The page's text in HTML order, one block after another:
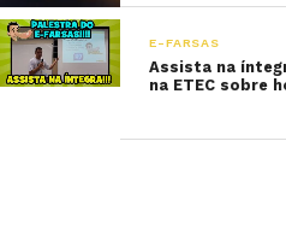
E-FARSAS
Assista na
na ETEC sobre